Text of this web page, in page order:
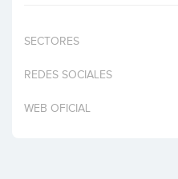
SECTORES
REDES SOCIALES
WEB OFICIAL